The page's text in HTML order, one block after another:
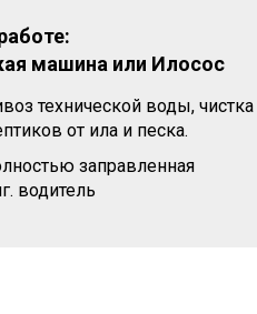
машина или Илосос
технической воды, чистка
от ила и песка.
заправленная
водитель